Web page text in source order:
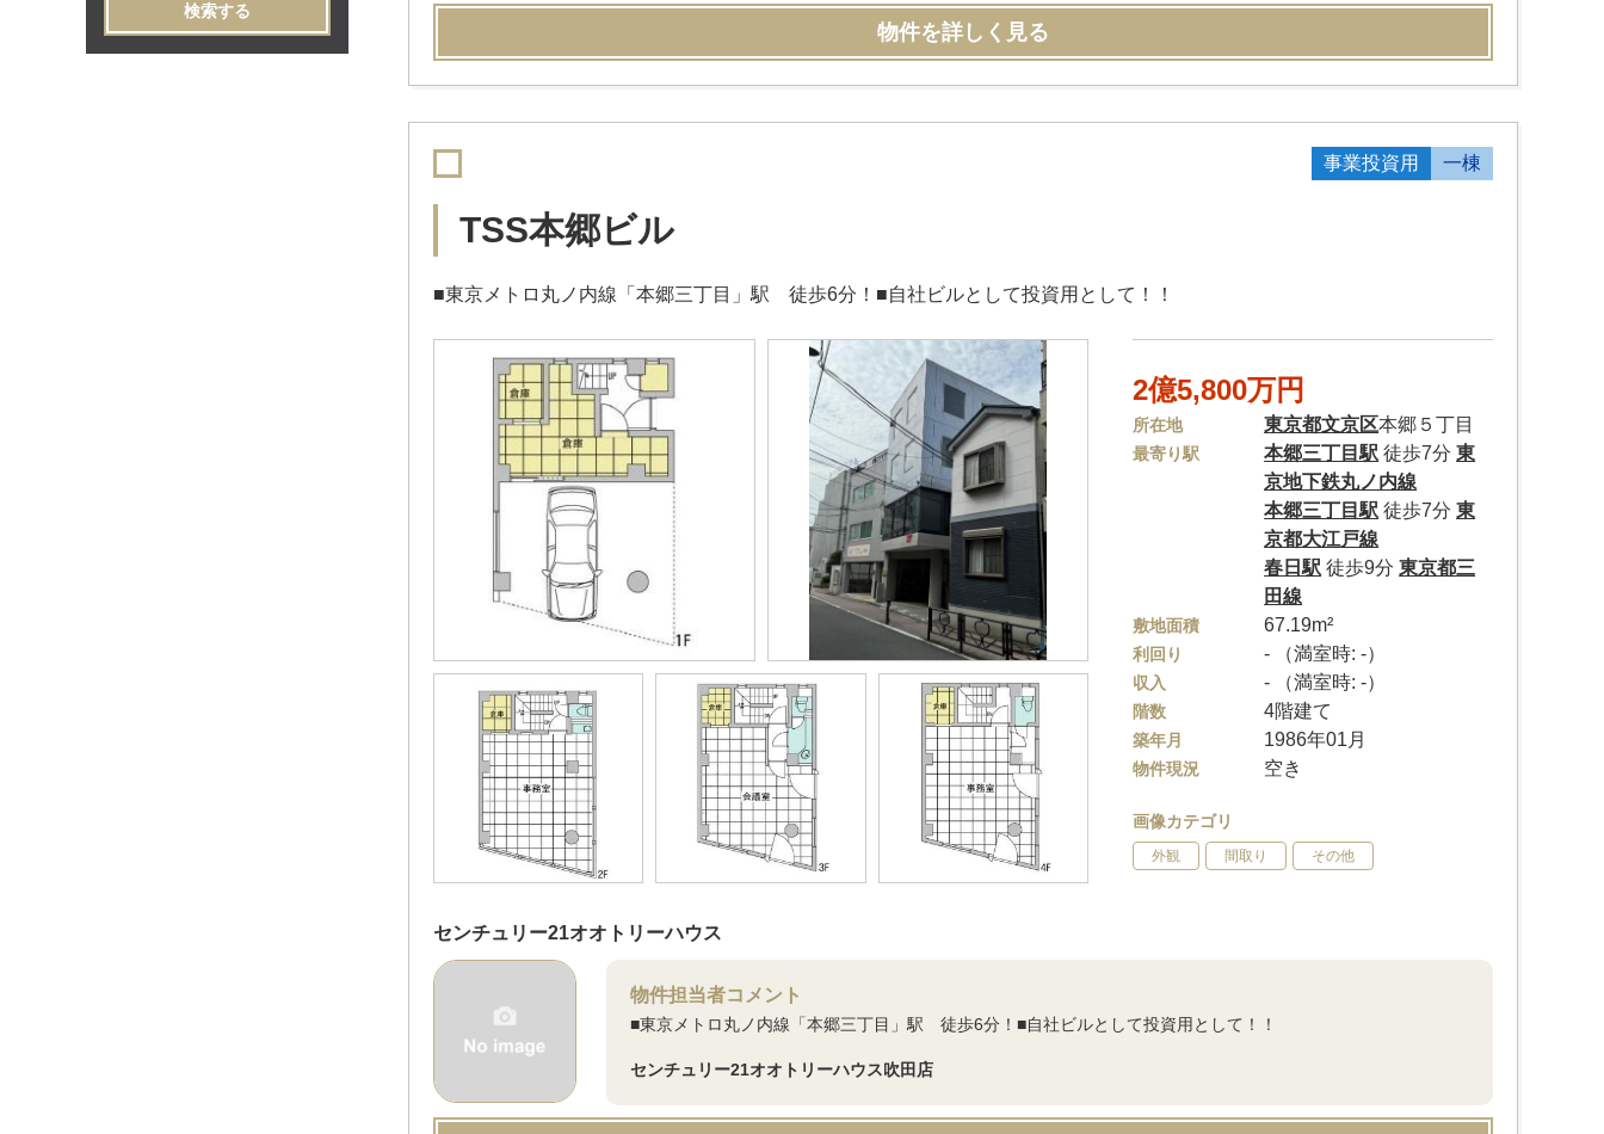
物件を詳しく見る
事業投資用 一棟
TSS本郷ビル
■東京メトロ丸ノ内線「本郷三丁目」駅 徒歩6分！■自社ビルとして投資用として！！
2億5,800万円
所在地 東京都文京区本郷５丁目
最寄り駅 本郷三丁目駅 徒歩7分東
京地下鉄丸ノ内線
本郷三丁目駅 徒歩7分東
京都大江戸線
春日駅 徒歩9分東京都三
田線
敷地面積 67.19m²
利回り - （満室時: -）
収入 - （満室時: -）
階数 4階建て
築年月 1986年01月
物件現況 空き
画像カテゴリ
外観 間取り その他
センチュリー21オオトリーハウス
物件担当者コメント
■東京メトロ丸ノ内線「本郷三丁目」駅 徒歩6分！■自社ビルとして投資用として！！
センチュリー21オオトリーハウス吹田店
検索する